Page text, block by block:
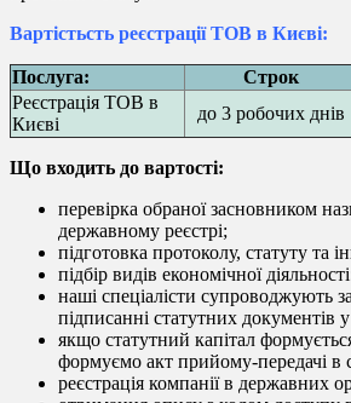
Вартістьсть реєстрації ТОВ в Києві:
Послуга: Строк
Реєстрація ТОВ в
Києві
до 3 робочих днів
Що входить до вартості:
перевірка обраної засновником
державному реєстрі;
підготовка протоколу, статуту та
підбір видів економічної
наші спеціалісти супроводжують
підписанні статутних документів
якщо статутний капітал
формуємо акт прийому-передачі в
реєстрація компанії в державних